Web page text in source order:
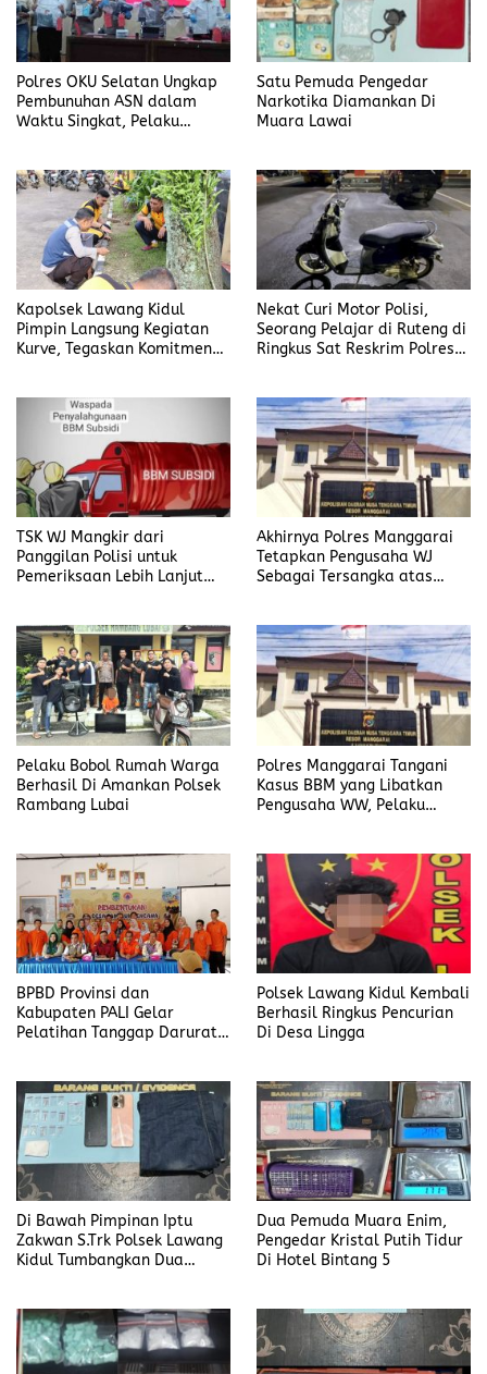
Polres OKU Selatan Ungkap
Pembunuhan ASN dalam
Waktu Singkat, Pelaku
Satu Pemuda Pengedar
Narkotika Diamankan Di
Muara Lawai
Kapolsek Lawang Kidul
Pimpin Langsung Kegiatan
Kurve, Tegaskan Komitmen
Nekat Curi Motor Polisi,
Seorang Pelajar di Ruteng di
Ringkus Sat Reskrim Polres
TSK WJ Mangkir dari
Panggilan Polisi untuk
Pemeriksaan Lebih Lanjut
Apa?
Akhirnya Polres Manggarai
Tetapkan Pengusaha WJ
Sebagai Tersangka atas
Pelaku Bobol Rumah Warga
Berhasil Di Amankan Polsek
Rambang Lubai
Polres Manggarai Tangani
Kasus BBM yang Libatkan
Pengusaha WW, Pelaku
BPBD Provinsi dan
Kabupaten PALI Gelar
Pelatihan Tanggap Darurat
Polsek Lawang Kidul Kembali
Berhasil Ringkus Pencurian
Di Desa Lingga
Di Bawah Pimpinan Iptu
Zakwan S.Trk Polsek Lawang
Kidul Tumbangkan Dua
Dua Pemuda Muara Enim,
Pengedar Kristal Putih Tidur
Di Hotel Bintang 5